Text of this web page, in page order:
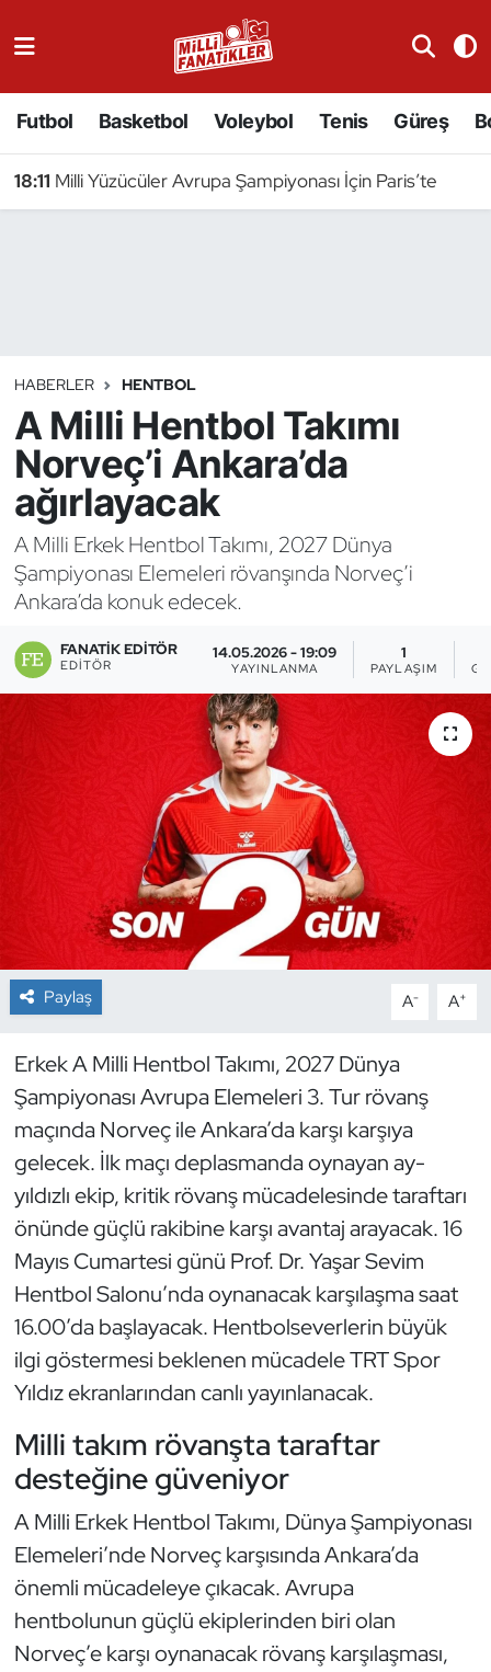
Futbol Basketbol Voleybol Tenis Güreş
18:11 Milli Yüzücüler Avrupa Şampiyonası İçin Paris’te
HABERLER HENTBOL
A Milli Hentbol Takımı
Norveç’i Ankara’da
ağırlayacak
A Milli Erkek Hentbol Takımı, 2027 Dünya
Şampiyonası Elemeleri rövanşında Norveç’i
Ankara’da konuk edecek.
FANATIK EDITÖR
EDITÖR
14.05.2026 - 19:09
YAYINLANMA
1
PAYLAŞIM
Paylaş A- A+
Erkek A Milli Hentbol Takımı, 2027 Dünya
Şampiyonası Avrupa Elemeleri 3. Tur rövanş
maçında Norveç ile Ankara’da karşı karşıya
gelecek. İlk maçı deplasmanda oynayan ay-
yıldızlı ekip, kritik rövanş mücadelesinde taraftarı
önünde güçlü rakibine karşı avantaj arayacak. 16
Mayıs Cumartesi günü Prof. Dr. Yaşar Sevim
Hentbol Salonu’nda oynanacak karşılaşma saat
16.00’da başlayacak. Hentbolseverlerin büyük
ilgi göstermesi beklenen mücadele TRT Spor
Yıldız ekranlarından canlı yayınlanacak.
Milli takım rövanşta taraftar
desteğine güveniyor
A Milli Erkek Hentbol Takımı, Dünya Şampiyonası
Elemeleri’nde Norveç karşısında Ankara’da
önemli mücadeleye çıkacak. Avrupa
hentbolunun güçlü ekiplerinden biri olan
Norveç’e karşı oynanacak rövanş karşılaşması,
Badminton
Binicilik
Bisiklet
Bocce Bowling Dart
Boks
Briç
Buz Hokeyi
Çim Hokeyi
Cimnastik
Curling
Dağcılık
Dövüş Sanatı
E-Spor
Eskrim
Futbol
Futsal
Genel
Güreş
Halter
Hava Sporları
Hentbol